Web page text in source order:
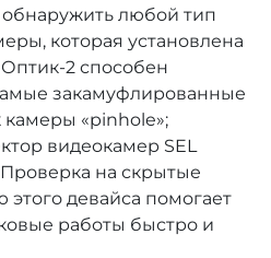
любой тип
которая установлена
2 способен
закамуфлированные
камеры «pinhole»;
видеокамер SEL
на скрытые
девайса помогает
работы быстро и